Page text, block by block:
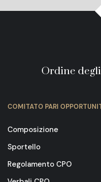
Ordine
COMITATO PARI
Composizione
Sportello
Regolamento CPO